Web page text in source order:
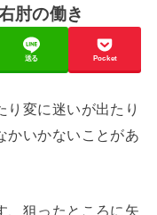
肘の働き
送る Pocket
り変に迷いが出たり
かいかないことがあ
、狙ったところに矢